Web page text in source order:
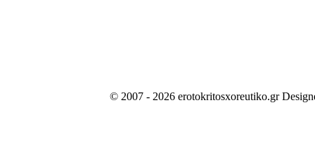
© 2007 - 2026 erotokritosxoreutiko.gr